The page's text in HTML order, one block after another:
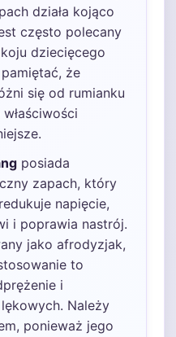
działa kojąco
często polecany
dziecięcego
że
się od rumianku
posiada
zapach, który
napięcie,
i poprawia nastrój.
jako afrodyzjak,
to
i
Należy
ponieważ jego